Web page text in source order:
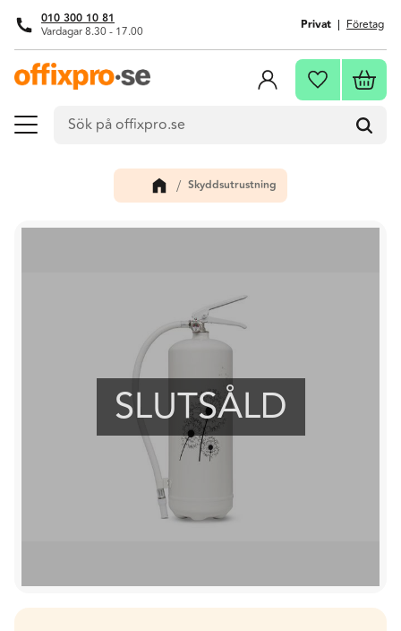
Meny
010 300 10 81
Vardagar 8.30 - 17.00 Privat Företag
Favoriter
Skyddsutrustning
SLUTSÅLD